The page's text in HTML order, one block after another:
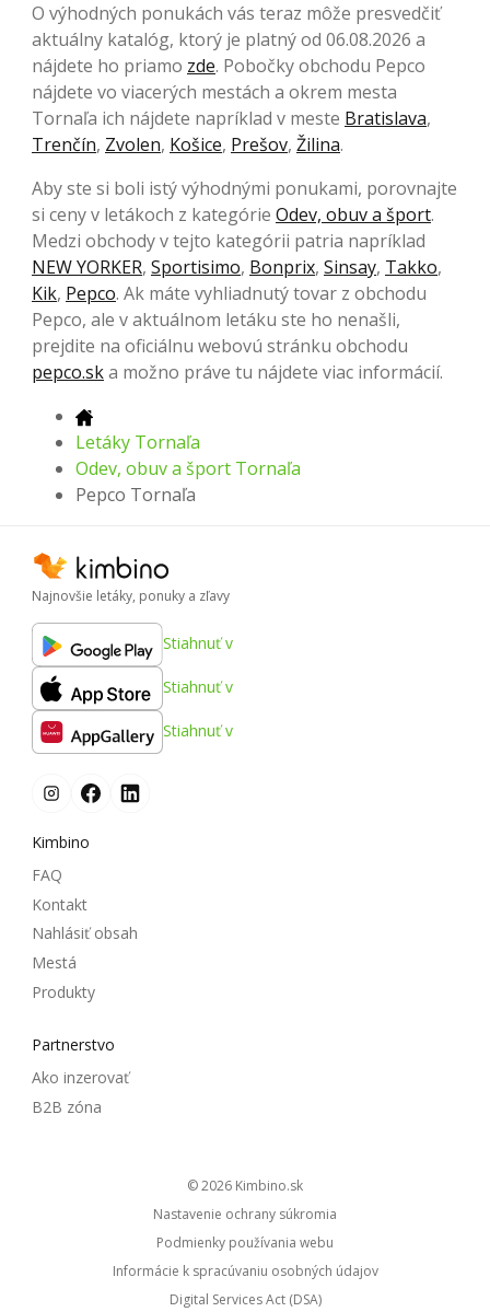
O výhodných ponukách vás teraz môže presvedčiť
aktuálny katalóg, ktorý je platný od 06.08.2026 a
nájdete ho priamo zde. Pobočky obchodu Pepco
nájdete vo viacerých mestách a okrem mesta
Tornaľa ich nájdete napríklad v meste Bratislava,
Trenčín, Zvolen, Košice, Prešov, Žilina.
Aby ste si boli istý výhodnými ponukami, porovnajte
si ceny v letákoch z kategórie Odev, obuv a šport.
Medzi obchody v tejto kategórii patria napríklad
NEW YORKER, Sportisimo, Bonprix, Sinsay, Takko,
Kik, Pepco. Ak máte vyhliadnutý tovar z obchodu
Pepco, ale v aktuálnom letáku ste ho nenašli,
prejdite na oficiálnu webovú stránku obchodu
pepco.ska možno práve tu nájdete viac informácií.
Letáky Tornaľa
Odev, obuv a šport Tornaľa
Pepco Tornaľa
Najnovšie letáky, ponuky a zľavy
Stiahnuť v
Stiahnuť v
Stiahnuť v
Kimbino
FAQ
Kontakt
Nahlásiť obsah
Mestá
Produkty
Partnerstvo
Ako inzerovať
B2B zóna
© 2026
kimbino.sk
Nastavenie ochrany súkromia
Podmienky používania webu
Informácie k spracúvaniu osobných údajov
Digital Services Act (DSA)